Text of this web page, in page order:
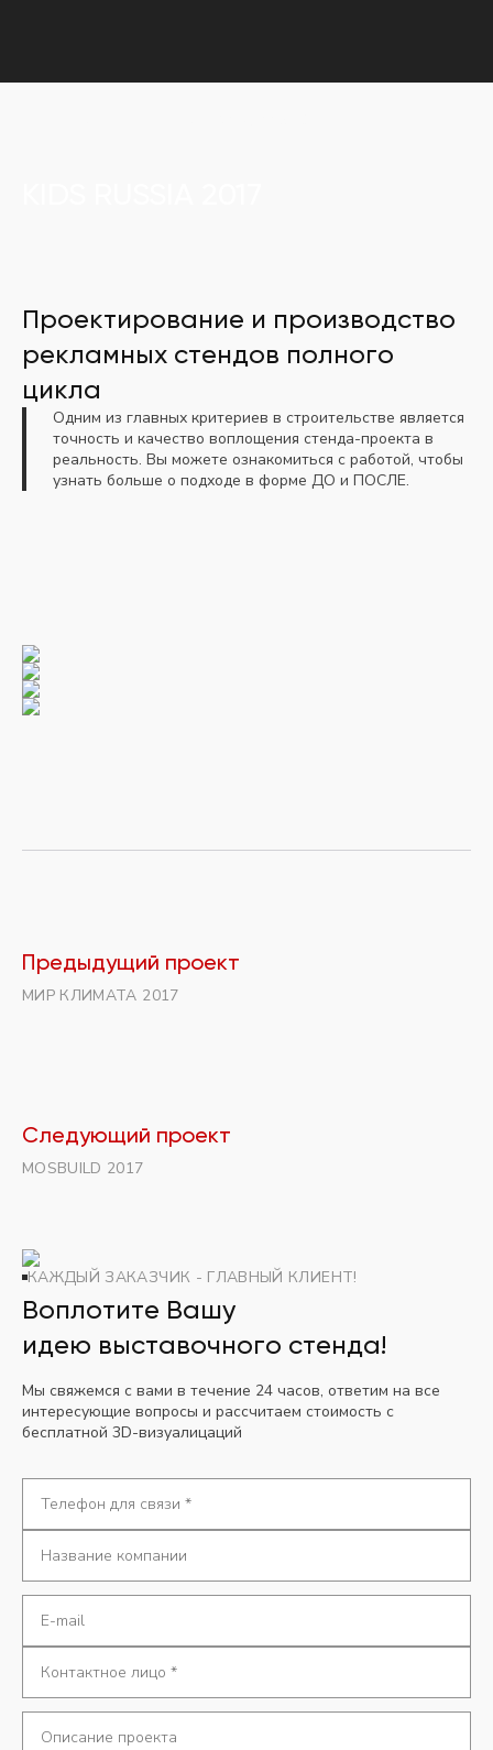
Проектирование и производство
рекламных стендов полного
цикла
Одним из главных критериев в строительстве является
точность и качество воплощения стенда-проекта в
реальность. Вы можете ознакомиться с работой, чтобы
узнать больше о подходе в форме ДО и ПОСЛЕ.
Предыдущий проект
МИР КЛИМАТА 2017
Следующий проект
MOSBUILD 2017
КАЖДЫЙ ЗАКАЗЧИК - ГЛАВНЫЙ КЛИЕНТ!
Воплотите Вашу
идею выставочного стенда!
Мы свяжемся с вами в течение 24 часов, ответим на все
интересующие вопросы и рассчитаем стоимость с
бесплатной 3D-визуалицаций